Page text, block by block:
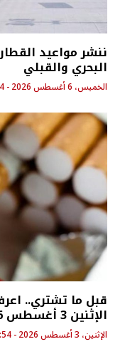
ننشر مواعيد
البحري والقبلي
الخميس، 6 أغسطس 2026 - 8:24 ص
قبل ما تشتري..
الإثنين 3 أغسطس 2026 وصلت لفين
الإثنين، 3 أغسطس 2026 - 11:54 ص